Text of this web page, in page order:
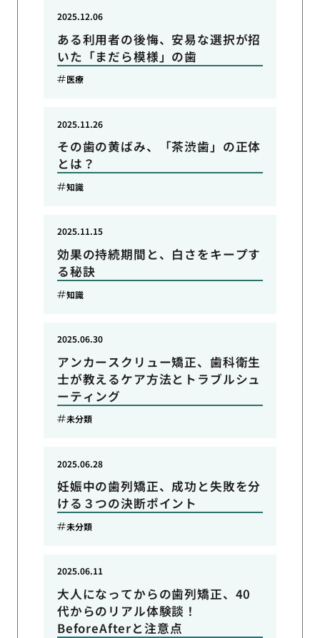
ある利用者の後悔、安易な選択が招
いた「まだら模様」の歯
2025.12.06
医療
その歯の黄ばみ、「茶渋歯」の正体
とは？
2025.11.26
知識
効果の持続期間と、白さをキープす
る秘訣
2025.11.15
知識
アンカースクリュー矯正、歯科衛生
士が教えるケア方法とトラブルシュ
ーティング
2025.06.30
未分類
妊娠中の歯列矯正、成功と失敗を分
ける３つの決断ポイント
2025.06.28
未分類
大人になってからの歯列矯正、40
代からのリアル体験談！
BeforeAfterと注意点
2025.06.11